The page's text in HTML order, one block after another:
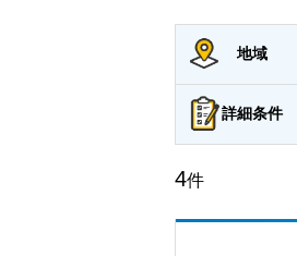
地域
詳細条件
4件